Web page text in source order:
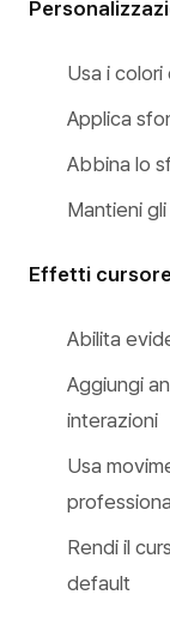
Usa i
Applica
Abbina lo
Mantieni
Effetti
Abilita
Aggiungi
interazioni
Usa
Rendi il
default